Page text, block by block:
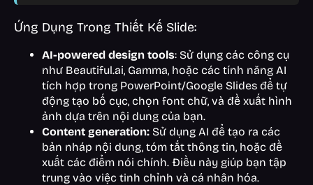
Ứng Dụng Trong Thiết Kế Slide:
AI-powered design tools: Sử dụng các công cụ
như Beautiful.ai, Gamma, hoặc các tính năng AI
tích hợp trong PowerPoint/Google Slides để tự
động tạo bố cục, chọn font chữ, và đề xuất hình
ảnh dựa trên nội dung của bạn.
Content generation: Sử dụng AI để tạo ra các
bản nháp nội dung, tóm tắt thông tin, hoặc đề
xuất các điểm nói chính. Điều này giúp bạn tập
trung vào việc tinh chỉnh và cá nhân hóa.